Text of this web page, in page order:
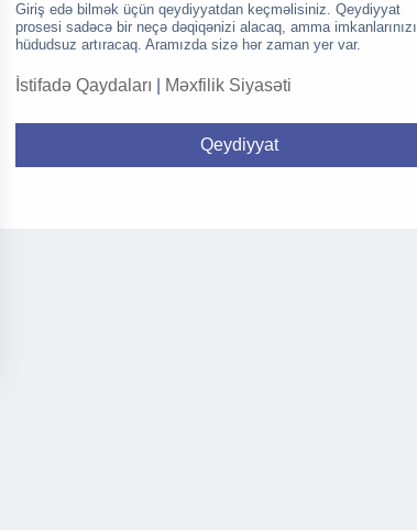
Giriş edə bilmək üçün qeydiyyatdan keçməlisiniz. Qeydiyyat
prosesi sadəcə bir neçə dəqiqənizi alacaq, amma imkanlarınızı
hüdudsuz artıracaq. Aramızda sizə hər zaman yer var.
İstifadə Qaydaları Məxfilik Siyasəti
Qeydiyyat